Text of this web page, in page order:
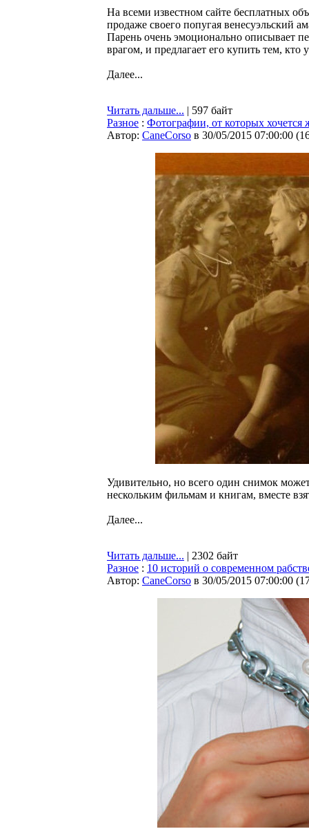
На всеми известном сайте бесплатных
продаже своего попугая венесуэльский
Парень очень эмоционально описывает
врагом, и предлагает его купить тем,
Далее...
Читать дальше... | 597 байт
Разное : Фотографии, от которых хочется
Автор: CaneCorso в 30/05/2015 07:00:00 (
Удивительно, но всего один снимок
нескольким фильмам и книгам, вместе
Далее...
Читать дальше... | 2302 байт
Разное : 10 историй о современном
Автор: CaneCorso в 30/05/2015 07:00:00 (